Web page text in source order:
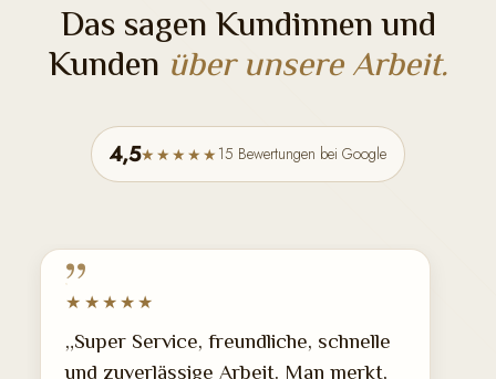
Das sagen Kundinnen und
Kunden über unsere Arbeit.
4,5★★★★★ 15 Bewertungen bei Google
★★★★★
„Super Service, freundliche, schnelle